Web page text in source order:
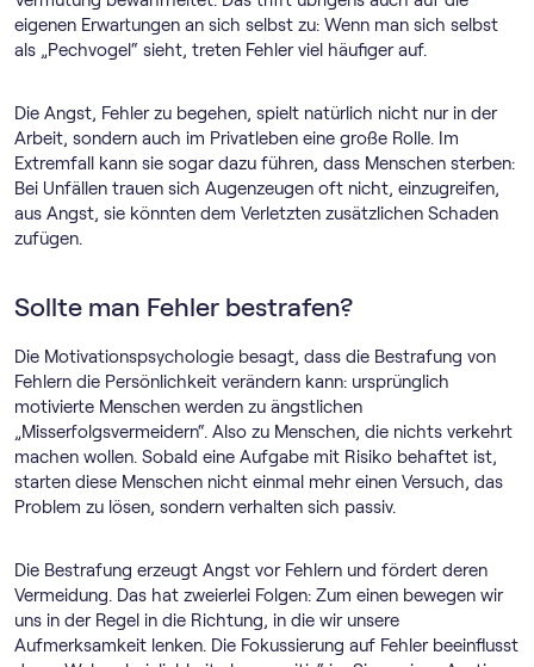
eigenen Erwartungen an sich selbst zu: Wenn man sich selbst
als „Pechvogel“ sieht, treten Fehler viel häufiger auf.
Die Angst, Fehler zu begehen, spielt natürlich nicht nur in der
Arbeit, sondern auch im Privatleben eine große Rolle. Im
Extremfall kann sie sogar dazu führen, dass Menschen sterben:
Bei Unfällen trauen sich Augenzeugen oft nicht, einzugreifen,
aus Angst, sie könnten dem Verletzten zusätzlichen Schaden
zufügen.
Sollte man Fehler bestrafen?
Die Motivationspsychologie besagt, dass die Bestrafung von
Fehlern die Persönlichkeit verändern kann: ursprünglich
motivierte Menschen werden zu ängstlichen
„Misserfolgsvermeidern“. Also zu Menschen, die nichts verkehrt
machen wollen. Sobald eine Aufgabe mit Risiko behaftet ist,
starten diese Menschen nicht einmal mehr einen Versuch, das
Problem zu lösen, sondern verhalten sich passiv.
Die Bestrafung erzeugt Angst vor Fehlern und fördert deren
Vermeidung. Das hat zweierlei Folgen: Zum einen bewegen wir
uns in der Regel in die Richtung, in die wir unsere
Aufmerksamkeit lenken. Die Fokussierung auf Fehler beeinflusst